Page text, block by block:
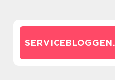
SERVICEBLOGGEN.